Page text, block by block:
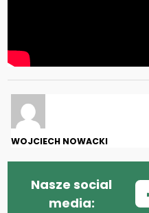
WOJCIECH NOWACKI
Nasze social
media: